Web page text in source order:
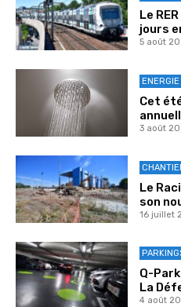
Le
jours
5 août
ENERGIE
Cet
3 août
Le
son
16 juillet
Q-
La
4 août